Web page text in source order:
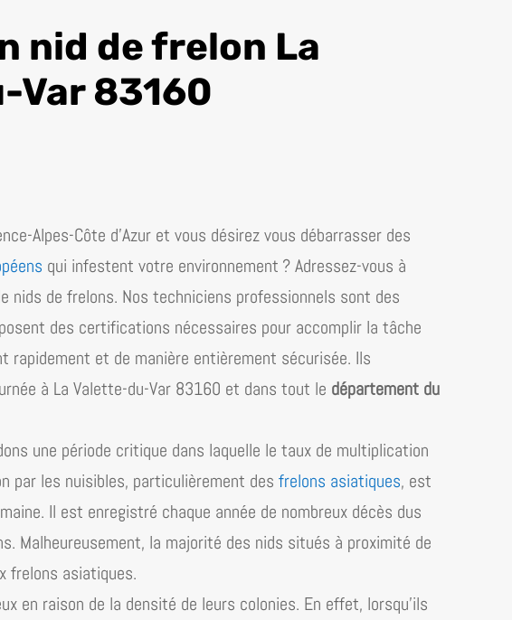
nid de frelon La
83160
Alpes-Côte d’​Azuret vous désirez vous débarrasser des
qui infestent votre environnement ? Adressez-vous à
nids de frelons. Nos techniciens professionnels sont des
des certifications nécessaires pour accomplir la tâche
rapidement et de manière entièrement sécurisée. Ils
à La Valette-du-Var 83160 et dans tout le département du
une période critique dans laquelle le taux de multiplication
par les nuisibles, particulièrement des frelons asiatiques, est
Il est enregistré chaque année de nombreux décès dus
Malheureusement, la majorité des nids situés à proximité de
frelons asiatiques.
en raison de la densité de leurs colonies. En effet, lorsqu’ils